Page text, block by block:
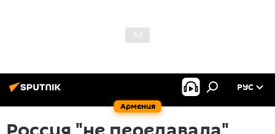
Армения
РУС